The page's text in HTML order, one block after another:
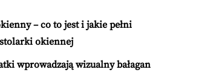
– co to jest i jakie pełni
okiennej
wprowadzają wizualny bałagan